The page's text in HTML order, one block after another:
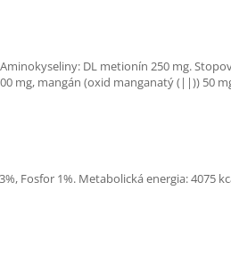
DL metionín 250 mg.
mg, mangán (oxid manganatý (||)) 50
Fosfor 1%. Metabolická energia: 4075